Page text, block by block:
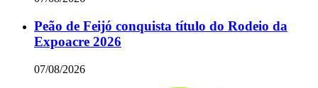
Peão de Feijó conquista título do Rodeio da
Expoacre 2026
07/08/2026